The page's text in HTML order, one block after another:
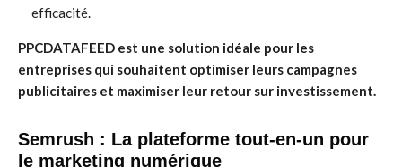
efficacité.
PPCDATAFEED est une solution idéale pour les
entreprises qui souhaitent optimiser leurs campagnes
publicitaires et maximiser leur retour sur investissement.
Semrush : La plateforme tout-en-un pour
le marketing numérique